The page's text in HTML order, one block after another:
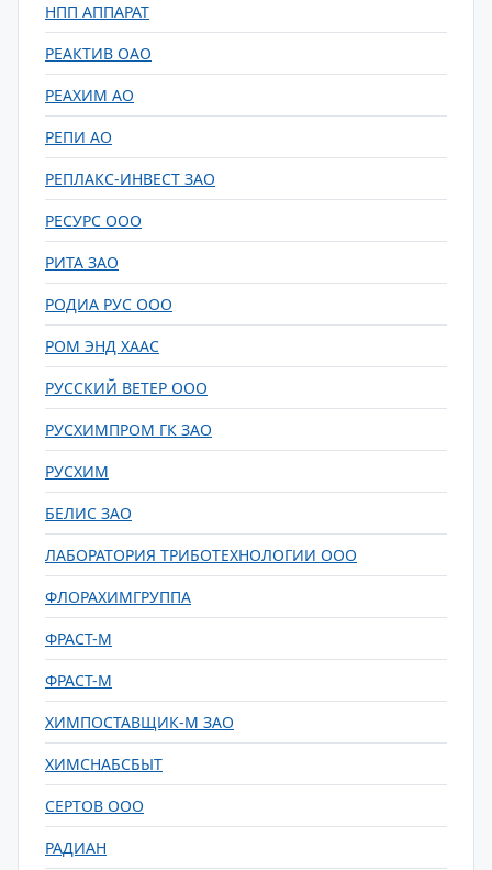
НПП АППАРАТ
РЕАКТИВ ОАО
РЕАХИМ АО
РЕПИ АО
РЕПЛАКС-ИНВЕСТ ЗАО
РЕСУРС ООО
РИТА ЗАО
РОДИА РУС ООО
РОМ ЭНД ХААС
РУССКИЙ ВЕТЕР ООО
РУСХИМПРОМ ГК ЗАО
РУСХИМ
БЕЛИС ЗАО
ЛАБОРАТОРИЯ ТРИБОТЕХНОЛОГИИ ООО
ФЛОРАХИМГРУППА
ФРАСТ-М
ФРАСТ-М
ХИМПОСТАВЩИК-М ЗАО
ХИМСНАБСБЫТ
СЕРТОВ ООО
РАДИАН